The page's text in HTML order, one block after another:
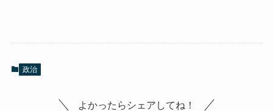
政治
よかったらシェアしてね！